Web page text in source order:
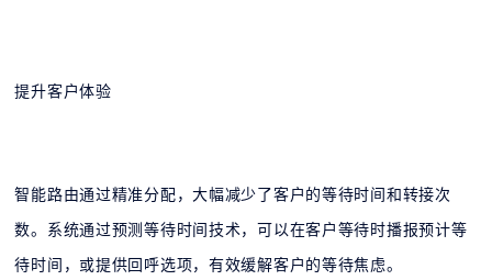
提升客户体验
智能路由通过精准分配，大幅减少了客户的等待时间和转接次
数。系统通过预测等待时间技术，可以在客户等待时播报预计等
待时间，或提供回呼选项，有效缓解客户的等待焦虑。